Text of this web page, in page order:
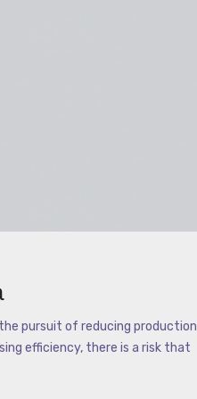
the pursuit of reducing production
efficiency, there is a risk that